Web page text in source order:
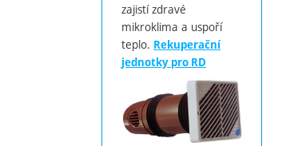
zajistí zdravé
mikroklima a uspoří
teplo. Rekuperační
jednotky pro RD